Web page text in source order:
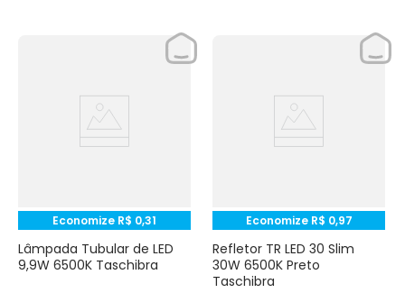
Economize R$ 0,31
Lâmpada Tubular de LED
9,9W 6500K Taschibra
Economize R$ 0,97
Refletor TR LED 30 Slim
30W 6500K Preto
Taschibra